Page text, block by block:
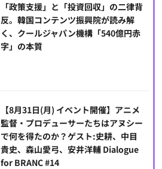
「政策支援」と「投資回収」の二律背
反。韓国コンテンツ振興院が読み解
く、クールジャパン機構「540億円赤
字」の本質
【8月31日(月) イベント開催】アニメ
監督・プロデューサーたちはアヌシー
で何を得たのか？ゲスト:史耕、中目
貴史、森山愛弓、安井洋輔 Dialogue
for BRANC #14